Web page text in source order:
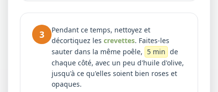
3
Pendant ce temps, nettoyez et
décortiquez les crevettes. Faites-les
sauter dans la même poêle, 5 min de
chaque côté, avec un peu d'huile d'olive,
jusqu'à ce qu'elles soient bien roses et
opaques.